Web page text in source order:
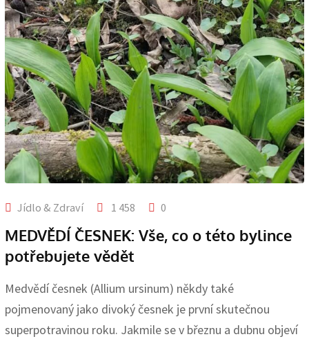
Jídlo & Zdraví 1 458 0
MEDVĚDÍ ČESNEK: Vše, co o této bylince
potřebujete vědět
Medvědí česnek (Allium ursinum) někdy také
pojmenovaný jako divoký česnek je první skutečnou
superpotravinou roku. Jakmile se v březnu a dubnu objeví